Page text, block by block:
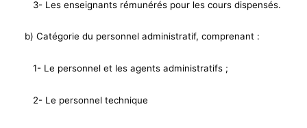
3- Les enseignants rémunérés pour les cours dispensés.
b) Catégorie du personnel administratif, comprenant :
1- Le personnel et les agents administratifs ;
2- Le personnel technique